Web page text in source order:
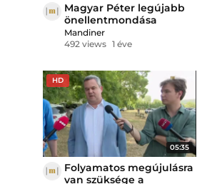
Magyar Péter legújabb
önellentmondása
Mandiner
492 views 1 éve
HD
05:35
Folyamatos megújulásra
van szüksége a